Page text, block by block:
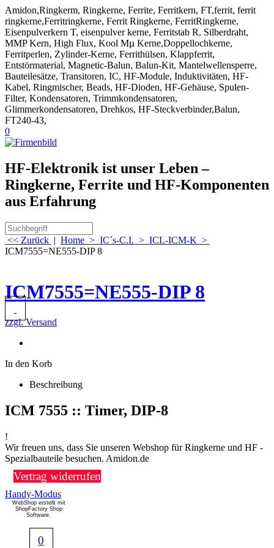
Amidon,Ringkerm, Ringkerne, Ferrite, Ferritkern, FT,ferrit, ferrit
ringkerne,Ferritringkerne, Ferrit Ringkerne, FerritRingkerne,
Eisenpulverkern T, eisenpulver kerne, Ferritstab R, Silberdraht,
MMP Kern, High Flux, Kool Mµ Kerne,Doppellochkerne,
Ferritperlen, Zylinder-Kerne, Ferrithülsen, Klappferrit,
Entstörmaterial, Magnetic-Balun, Balun-Kit, Mantelwellensperre,
Bauteilesätze, Transitoren, IC, HF-Module, Induktivitäten, HF-
Kabel, Ringmischer, Beads, HF-Dioden, HF-Gehäuse, Spulen-
Filter, Kondensatoren, Trimmkondensatoren,
Glimmerkondensatoren, Drehkos, HF-Steckverbinder,Balun,
FT240-43,
0
HF-Elektronik ist unser Leben –
Ringkerne, Ferrite und HF-Komponenten
aus Erfahrung
<< Zurück | Home > IC´s-C.I. > ICL-ICM-K >
ICM7555=NE555-DIP 8
ICM7555=NE555-DIP 8
zzgl. Versand
In den Korb
Beschreibung
ICM 7555 :: Timer, DIP-8
!
Wir freuen uns, dass Sie unseren Webshop für Ringkerne und HF -
Spezialbauteile besuchen. Amidon.de
Vertrag widerrufen
Handy-Modus
WebShop erstellt mit
ShopFactory Shop
Software.
0